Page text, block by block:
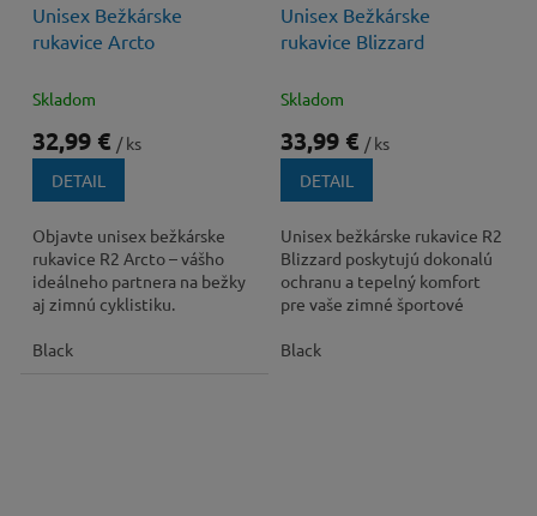
Unisex Bežkárske
rukavice Arcto
Skladom
32,99 € / ks
DETAIL
Objavte unisex bežkárske
rukavice R2 Arcto – vášho
ideálneho partnera na bežky
aj zimnú cyklistiku.
flís a...
Black
Unisex Bežkárske
rukavice Blizzard
Skladom
33,99 € / ks
DETAIL
Unisex bežkárske rukavice R2
Blizzard poskytujú dokonalú
ochranu a tepelný komfort
pre vaše zimné športové
cyklistiku.
Black